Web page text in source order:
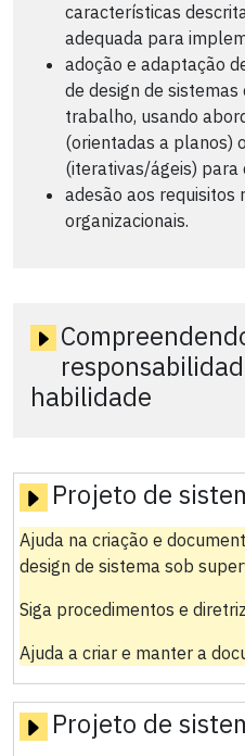
características
adequada para
adoção e adaptação
de design de
trabalho, usando
(orientadas a planos)
(iterativas/ágeis) para
adesão aos requisitos
organizacionais.
habilidade
Projeto de
Ajuda na criação e
design de sistema sob
Siga procedimentos e
Ajuda a criar e manter a
Projeto de